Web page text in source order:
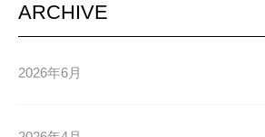
ARCHIVE
2026年6月